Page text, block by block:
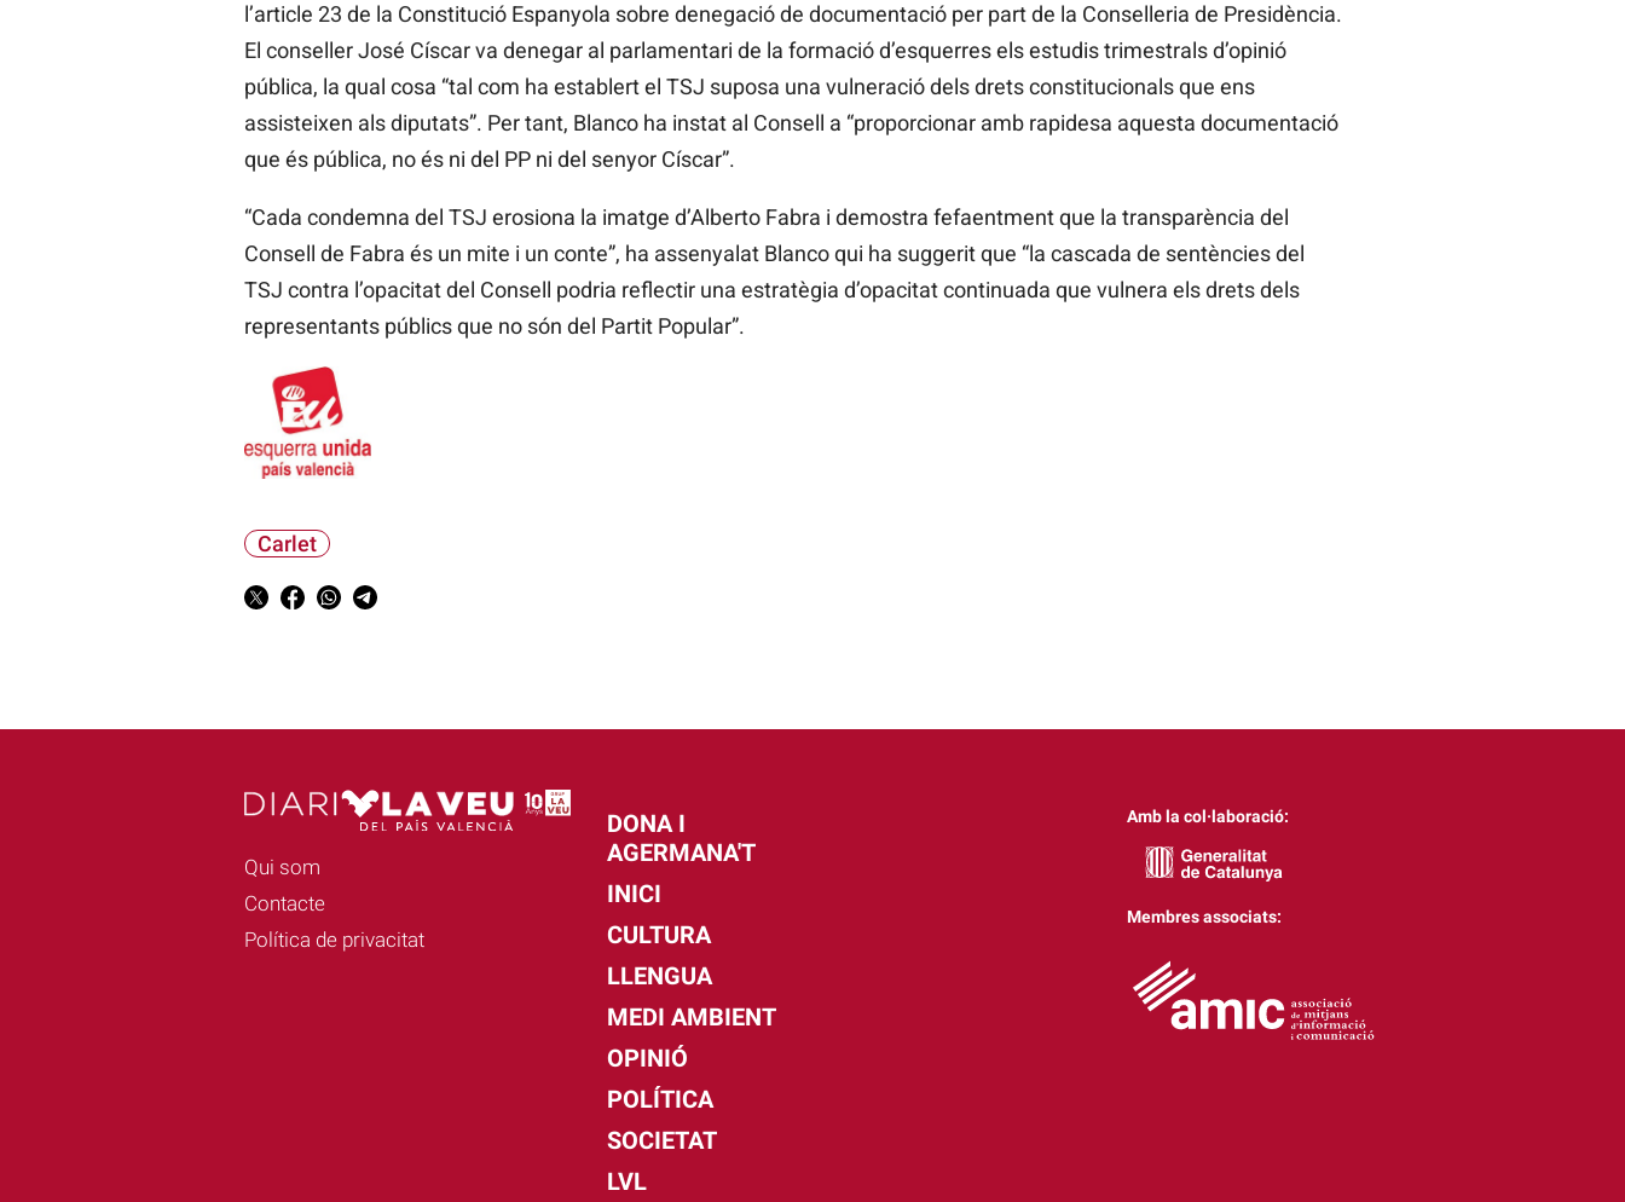
l’article 23 de la Constitució Espanyola sobre denegació de documentació per part de la Conselleria de Presidència.
El conseller José Císcar va denegar al parlamentari de la formació d’esquerres els estudis trimestrals d’opinió
pública, la qual cosa “tal com ha establert el TSJ suposa una vulneració dels drets constitucionals que ens
assisteixen als diputats”. Per tant, Blanco ha instat al Consell a “proporcionar amb rapidesa aquesta documentació
que és pública, no és ni del PP ni del senyor Císcar”.
“Cada condemna del TSJ erosiona la imatge d’Alberto Fabra i demostra fefaentment que la transparència del
Consell de Fabra és un mite i un conte”, ha assenyalat Blanco qui ha suggerit que “la cascada de sentències del
TSJ contra l’opacitat del Consell podria reflectir una estratègia d’opacitat continuada que vulnera els drets dels
representants públics que no són del Partit Popular”.
Carlet
Qui som
Contacte
Política de privacitat
DONA I
AGERMANA'T
INICI
CULTURA
LLENGUA
MEDI AMBIENT
OPINIÓ
POLÍTICA
SOCIETAT
LVL
Amb la col·laboració:
Membres associats: